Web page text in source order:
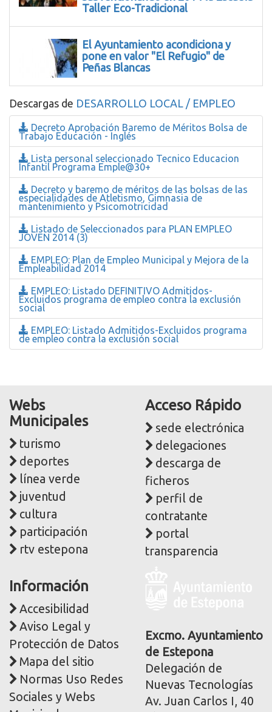
Taller Eco-Tradicional
El Ayuntamiento acondiciona y
pone en valor "El Refugio" de
Peñas Blancas
Descargas de DESARROLLO LOCAL / EMPLEO
Decreto Aprobación Baremo de Méritos Bolsa de
Trabajo Educación - Inglés
Lista personal seleccionado Tecnico Educacion
Infantil Programa Emple@30+
Decreto y baremo de méritos de las bolsas de las
especialidades de Atletismo, Gimnasia de
mantenimiento y Psicomotricidad
Listado de Seleccionados para PLAN EMPLEO
JOVEN 2014 (3)
EMPLEO: Plan de Empleo Municipal y Mejora de la
Empleabilidad 2014
EMPLEO: Listado DEFINITIVO Admitidos-
Excluidos programa de empleo contra la exclusión
social
EMPLEO: Listado Admitidos-Excluidos programa
de empleo contra la exclusión social
Webs
Municipales
turismo
deportes
línea verde
juventud
cultura
participación
rtv estepona
Acceso Rápido
sede electrónica
delegaciones
descarga de
ficheros
perfil de
contratante
portal
transparencia
Información
Accesibilidad
Aviso Legal y
Protección de Datos
Mapa del sitio
Normas Uso Redes
Sociales y Webs
corporativa
Excmo. Ayuntamiento
de Estepona
Delegación de
Nuevas Tecnologías
Av. Juan Carlos I, 40